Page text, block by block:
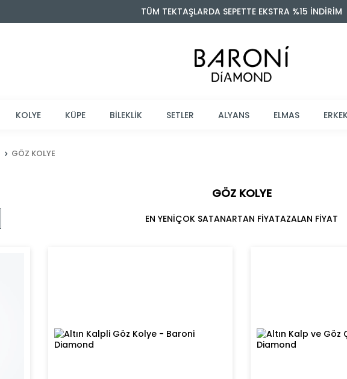
TÜM TEKTAŞLARDA SEPETTE EKSTRA %15 İNDİRİM
KOLYE KÜPE BİLEKLİK SETLER ALYANS ELMAS
GÖZ KOLYE
GÖZ KOLYE
EN YENİÇOK SATANARTAN FİYATAZALAN FİYAT